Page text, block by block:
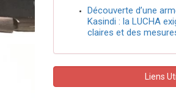
Découverte d’une
Kasindi : la LUCHA
claires et des
Liens